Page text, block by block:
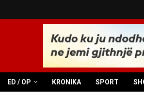
ED / OP KRONIKA SPORT